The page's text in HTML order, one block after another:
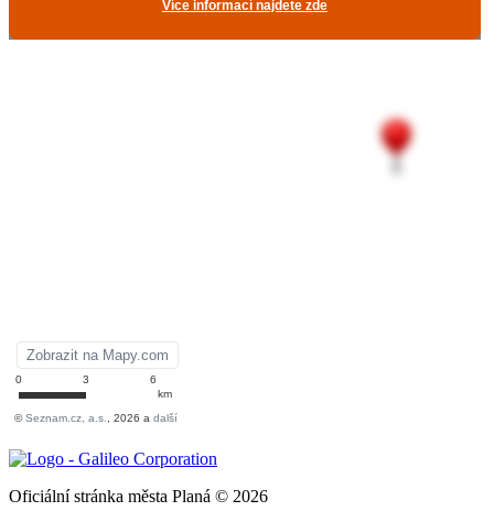
Oficiální stránka města Planá © 2026